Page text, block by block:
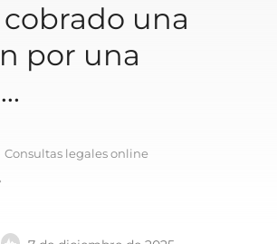
una
por una
Consultas legales online